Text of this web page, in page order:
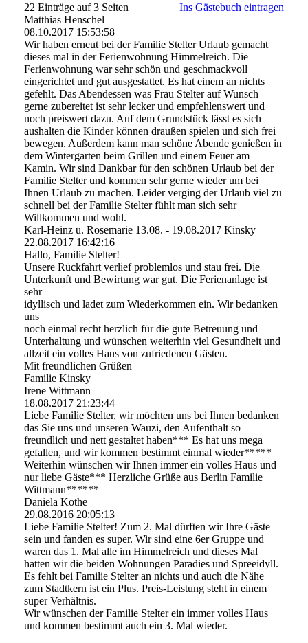
22 Einträge auf 3 Seiten
Ins Gästebuch eintragen
Matthias Henschel
08.10.2017 15:53:58
Wir haben erneut bei der Familie Stelter Urlaub gemacht
dieses mal in der Ferienwohnung Himmelreich. Die
Ferienwohnung war sehr schön und geschmackvoll
eingerichtet und gut ausgestattet. Es hat einem an nichts
gefehlt. Das Abendessen was Frau Stelter auf Wunsch
gerne zubereitet ist sehr lecker und empfehlenswert und
noch preiswert dazu. Auf dem Grundstück lässt es sich
aushalten die Kinder können draußen spielen und sich frei
bewegen. Außerdem kann man schöne Abende genießen in
dem Wintergarten beim Grillen und einem Feuer am
Kamin. Wir sind Dankbar für den schönen Urlaub bei der
Familie Stelter und kommen sehr gerne wieder um bei
Ihnen Urlaub zu machen. Leider verging der Urlaub viel zu
schnell bei der Familie Stelter fühlt man sich sehr
Willkommen und wohl.
Karl-Heinz u. Rosemarie 13.08. - 19.08.2017 Kinsky
22.08.2017 16:42:16
Hallo, Familie Stelter!
Unsere Rückfahrt verlief problemlos und stau frei. Die
Unterkunft und Bewirtung war gut. Die Ferienanlage ist
sehr
idyllisch und ladet zum Wiederkommen ein. Wir bedanken
uns
noch einmal recht herzlich für die gute Betreuung und
Unterhaltung und wünschen weiterhin viel Gesundheit und
allzeit ein volles Haus von zufriedenen Gästen.
Mit freundlichen Grüßen
Familie Kinsky
Irene Wittmann
18.08.2017 21:23:44
Liebe Familie Stelter, wir möchten uns bei Ihnen bedanken
das Sie uns und unseren Wauzi, den Aufenthalt so
freundlich und nett gestaltet haben*** Es hat uns mega
gefallen, und wir kommen bestimmt einmal wieder*****
Weiterhin wünschen wir Ihnen immer ein volles Haus und
nur liebe Gäste*** Herzliche Grüße aus Berlin Familie
Wittmann******
Daniela Kothe
29.08.2016 20:05:13
Liebe Familie Stelter! Zum 2. Mal dürften wir Ihre Gäste
sein und fanden es super. Wir sind eine 6er Gruppe und
waren das 1. Mal alle im Himmelreich und dieses Mal
hatten wir die beiden Wohnungen Paradies und Spreeidyll.
Es fehlt bei Familie Stelter an nichts und auch die Nähe
zum Stadtkern ist ein Plus. Preis-Leistung steht in einem
super Verhältnis.
Wir wünschen der Familie Stelter ein immer volles Haus
und kommen bestimmt auch ein 3. Mal wieder.